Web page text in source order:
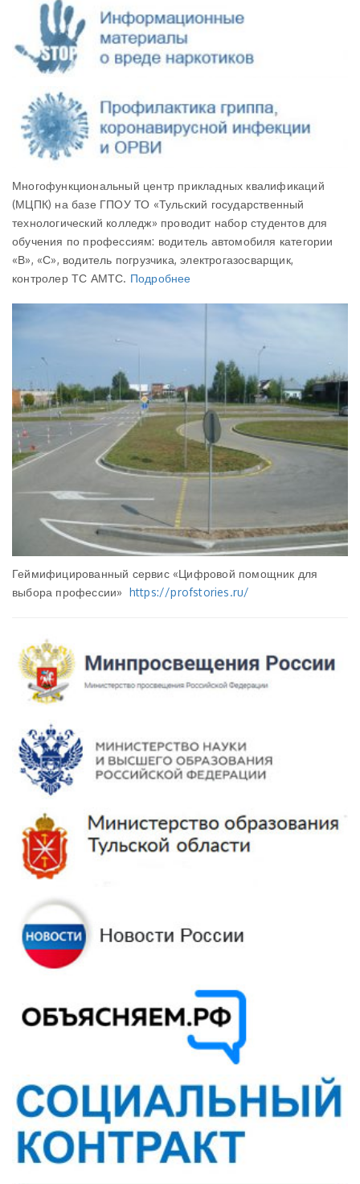
Многофункциональный центр прикладных квалификаций
(МЦПК) на базе ГПОУ ТО «Тульский государственный
технологический колледж» проводит набор студентов для
обучения по профессиям: водитель автомобиля категории
«В», «С», водитель погрузчика, электрогазосварщик,
контролер ТС АМТС. Подробнее
Геймифицированный сервис «Цифровой помощник для
выбора профессии» https://profstories.ru/